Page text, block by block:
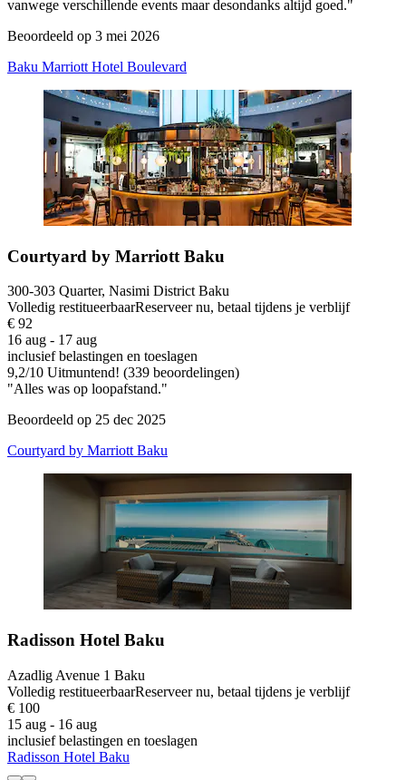
vanwege verschillende events maar desondanks altijd goed."
Beoordeeld op 3 mei 2026
Baku Marriott Hotel Boulevard
Courtyard by Marriott Baku
300-303 Quarter, Nasimi District Baku
Volledig restitueerbaarReserveer nu, betaal tijdens je verblijf
€ 92
16 aug - 17 aug
inclusief belastingen en toeslagen
9,2/10 Uitmuntend! (339 beoordelingen)
"Alles was op loopafstand."
Beoordeeld op 25 dec 2025
Courtyard by Marriott Baku
Radisson Hotel Baku
Azadlig Avenue 1 Baku
Volledig restitueerbaarReserveer nu, betaal tijdens je verblijf
€ 100
15 aug - 16 aug
inclusief belastingen en toeslagen
Radisson Hotel Baku